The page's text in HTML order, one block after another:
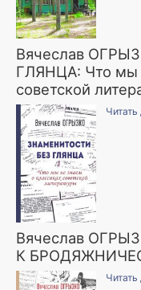
Вячеслав
ГЛЯНЦА: Что мы
советской
Читать
Вячеслав
К
Читать